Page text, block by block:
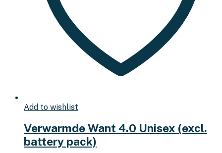
Add to wishlist
Verwarmde Want 4.0 Unisex (excl.
battery pack)